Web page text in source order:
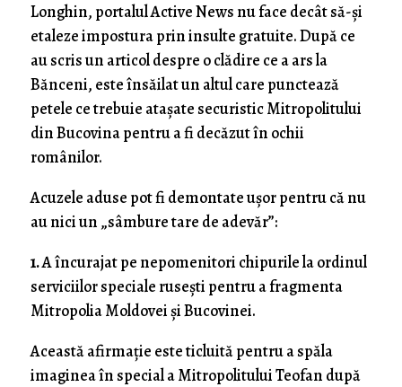
Longhin, portalul Active News nu face decât să-și
etaleze impostura prin insulte gratuite. După ce
au scris un articol despre o clădire ce a ars la
Bănceni, este însăilat un altul care punctează
petele ce trebuie atașate securistic Mitropolitului
din Bucovina pentru a fi decăzut în ochii
românilor.
Acuzele aduse pot fi demontate ușor pentru că nu
au nici un „sâmbure tare de adevăr”:
1.A încurajat pe nepomenitori chipurile la ordinul
serviciilor speciale rusești pentru a fragmenta
Mitropolia Moldovei și Bucovinei.
Această afirmație este ticluită pentru a spăla
imaginea în special a Mitropolitului Teofan după